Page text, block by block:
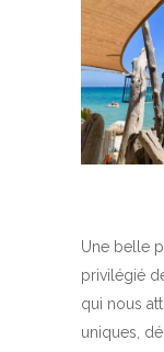
Une belle
privilégié
qui nous
uniques,